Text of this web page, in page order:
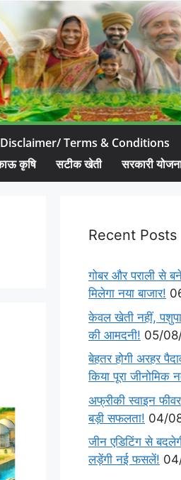
Terms & Conditions
कृषि सटीक खेती सरकारी
Recent Posts
गोबर और पराली से
मिलेगा नया बाजार!
केवल खेती नहीं,
की आमदनी! 05/
बेहतर होगी अरहर
किया पूरा जीनोमिक
अफ्रीकी स्वाइन
बड़ी सफलता! 04/
जीन एडिटिंग से
लड़ेंगी नई फसलें!